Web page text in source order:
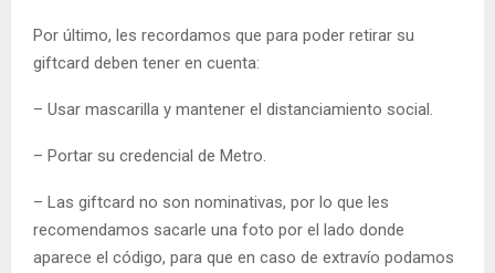
Por último, les recordamos que para poder retirar su
giftcard deben tener en cuenta:
– Usar mascarilla y mantener el distanciamiento social.
– Portar su credencial de Metro.
– Las giftcard no son nominativas, por lo que les
recomendamos sacarle una foto por el lado donde
aparece el código, para que en caso de extravío podamos